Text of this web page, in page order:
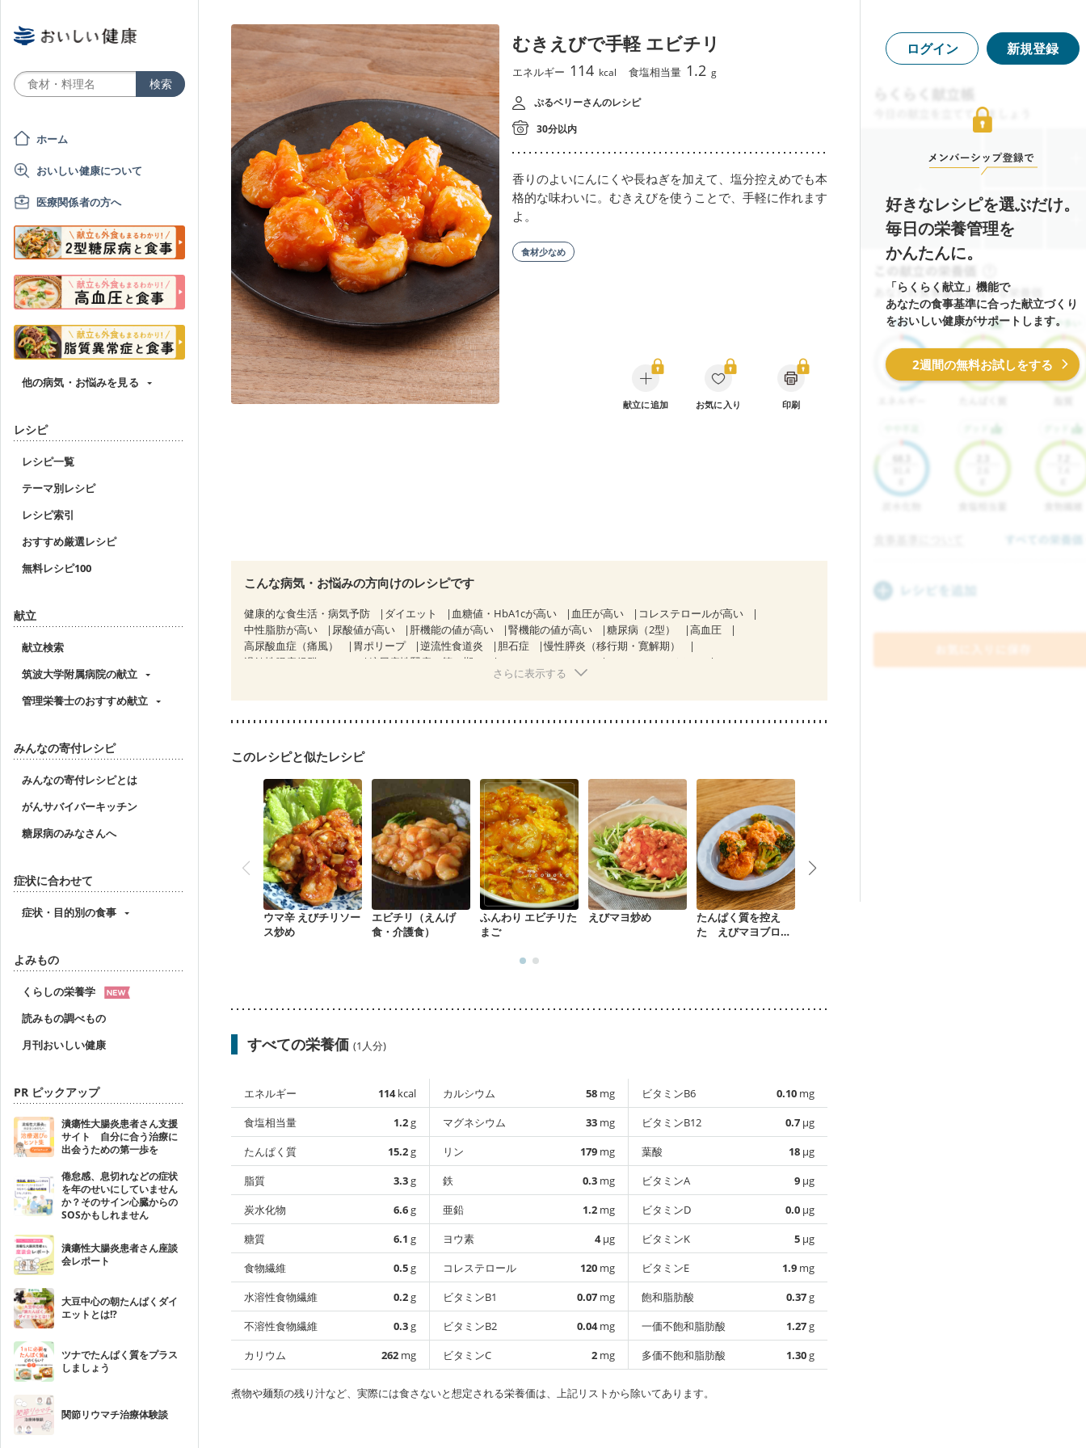
ホーム
おいしい健康について
医療関係者の方へ
他の病気・お悩みを見る
レシピ
レシピ一覧
テーマ別レシピ
レシピ索引
おすすめ厳選レシピ
無料レシピ100
献立
献立検索
筑波大学附属病院の献立
管理栄養士のおすすめ献立
みんなの寄付レシピ
みんなの寄付レシピとは
がんサバイバーキッチン
糖尿病のみなさんへ
症状に合わせて
症状・目的別の食事
よみもの
くらしの栄養学
読みもの調べもの
月刊おいしい健康
PR ピックアップ
潰瘍性大腸炎患者さん支援
サイト 自分に合う治療に
出会うための第一歩を
倦怠感、息切れなどの症状
を年のせいにしていません
か？そのサイン心臓からの
SOSかもしれません
潰瘍性大腸炎患者さん座談
会レポート
大豆中心の朝たんぱくダイ
エットとは!?
ツナでたんぱく質をプラス
しましょう
関節リウマチ治療体験談
むきえびで手軽 エビチリ
エネルギー 114 kcal 食塩相当量 1.2 g
ぷるベリーさんのレシピ
30分以内
香りのよいにんにくや長ねぎを加えて、塩分控えめでも本
格的な味わいに。むきえびを使うことで、手軽に作れます
よ。
食材少なめ
献立に追加 お気に入り 印刷
こんな病気・お悩みの方向けのレシピです
健康的な食生活・病気予防 ダイエット 血糖値・HbA1cが高い 血圧が高い
コレステロールが高い
中性脂肪が高い
尿酸値が高い 肝機能の値が高い 腎機能の値が高い 糖尿病（2型）
高血圧
高尿酸血症（痛風）
胃ポリープ 逆流性食道炎 胆石症
慢性膵炎（移行期・寛解期）
過敏性腸症候群（IBS）
糖尿病性腎症（第３期） CKD（ステージ１）
CKD（ステージ２）
乳がん（抗がん剤治療中） 乳がん（ホルモン療法中）
さらに表示する
このレシピと似たレシピ
ウマ辛 えびチリソー
ス炒め
エビチリ（えんげ
食・介護食）
ふんわり エビチリた
まご
えびマヨ炒め
たんぱく質を控え
た えびマヨブロッ
すべての栄養価 (1人分)
エネルギー 114kcal
食塩相当量
1.2g
たんぱく質
15.2g
脂質
3.3g
炭水化物
6.6g
糖質
6.1 g
食物繊維
0.5g
水溶性食物繊維
0.2g
不溶性食物繊維
0.3g
カリウム
262 mg
カルシウム 58 mg
マグネシウム
33 mg
リン
179 mg
鉄
0.3 mg
亜鉛
1.2 mg
ヨウ素
4µg
コレステロール
120 mg
ビタミンB1
0.07 mg
ビタミンB2
0.04mg
ビタミンC
2 mg
ビタミンB6 0.10 mg
ビタミンB12
0.7 µg
葉酸
18 µg
ビタミンA
9 µg
ビタミンD
0.0 µg
ビタミンK
5 µg
ビタミンE
1.9 mg
飽和脂肪酸
0.37g
一価不飽和脂肪酸
1.27g
多価不飽和脂肪酸
1.30g
煮物や麺類の残り汁など、実際には食さないと想定される栄養価は、上記リストから除いてあります。
ログイン 新規登録
好きなレシピを選ぶだけ。
毎日の栄養管理を
かんたんに。
「らくらく献立」機能で
あなたの食事基準に合った献立づくり
をおいしい健康がサポートします。
2週間の無料お試しをする